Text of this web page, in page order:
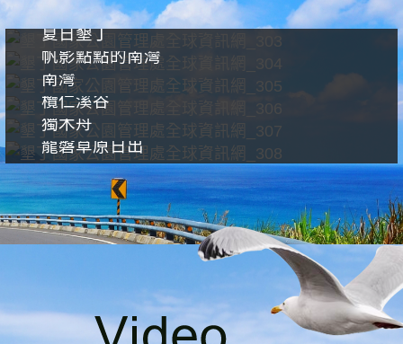
夏日墾丁
帆影點點的南灣
南灣
欖仁溪谷
獨木舟
龍磐草原日出